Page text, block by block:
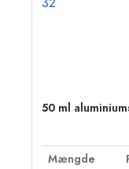
50 ml
Mængde